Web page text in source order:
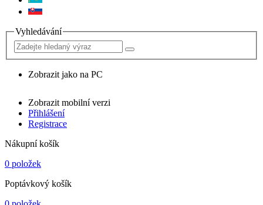
Vyhledávání
Zobrazit jako na PC
Zobrazit mobilní verzi
Přihlášení
Registrace
Nákupní košík
0 položek
Poptávkový košík